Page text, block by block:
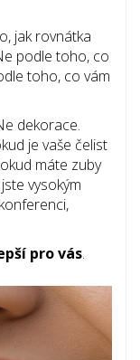
jak rovnátka
podle toho, co
toho, co vám
dekorace.
je vaše čelist
máte zuby
vysokým
pro vás.